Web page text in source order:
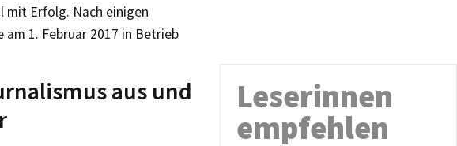
mit Erfolg. Nach einigen
1. Februar 2017 in Betrieb
aus und
Leserinnen
empfehlen